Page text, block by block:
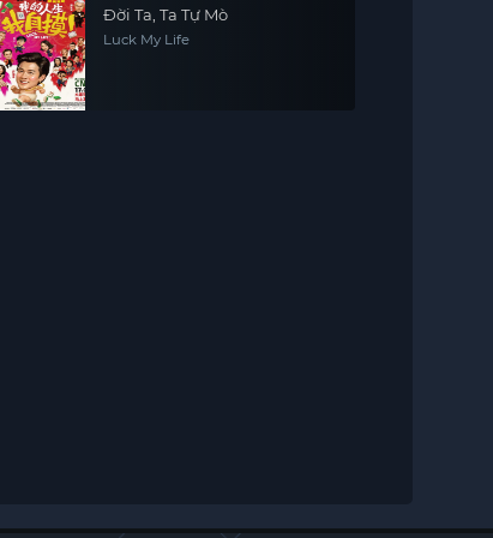
Đời Ta, Ta Tự Mò
Luck My Life